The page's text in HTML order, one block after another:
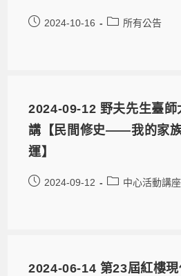
2024-10-16 所有公告
2024-09-12 野夫先生臺師
講【民間修史——我的家
運】
2024-09-12 中心活動講
2024-06-14 第23屆紅樓